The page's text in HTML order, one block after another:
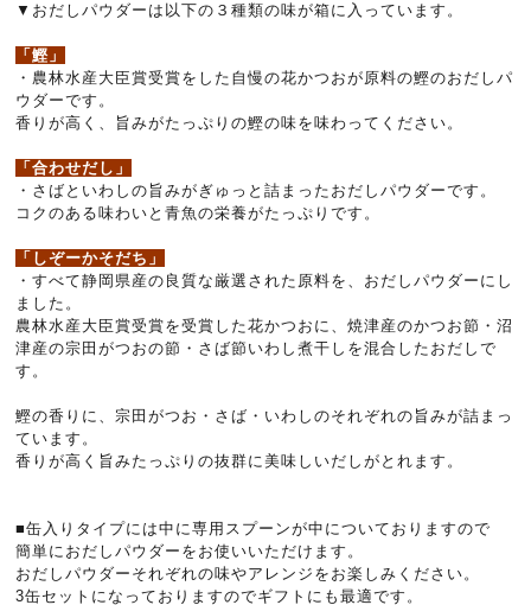
▼おだしパウダーは以下の３種類の味が箱に入っています。
「鰹」
・農林水産大臣賞受賞をした自慢の花かつおが原料の鰹のおだしパ
ウダーです。
香りが高く、旨みがたっぷりの鰹の味を味わってください。
「合わせだし」
・さばといわしの旨みがぎゅっと詰まったおだしパウダーです。
コクのある味わいと青魚の栄養がたっぷりです。
「しぞーかそだち」
・すべて静岡県産の良質な厳選された原料を、おだしパウダーにし
ました。
農林水産大臣賞受賞を受賞した花かつおに、焼津産のかつお節・沼
津産の宗田がつおの節・さば節いわし煮干しを混合したおだしで
す。
鰹の香りに、宗田がつお・さば・いわしのそれぞれの旨みが詰まっ
ています。
香りが高く旨みたっぷりの抜群に美味しいだしがとれます。
■缶入りタイプには中に専用スプーンが中についておりますので
簡単におだしパウダーをお使いいただけます。
おだしパウダーそれぞれの味やアレンジをお楽しみください。
3缶セットになっておりますのでギフトにも最適です。